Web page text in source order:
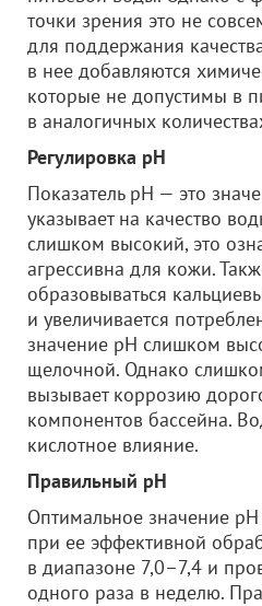
точки зрения это не
для поддержания
в нее добавляются
которые не допустимы в
в аналогичных
Регулировка pH
Показатель pH — это
указывает на качество
слишком высокий, это
агрессивна для кожи.
образовываться
и увеличивается
значение pH слишком
щелочной. Однако
вызывает коррозию
компонентов бассейна.
кислотное влияние.
Правильный pH
Оптимальное значение
при ее эффективной
в диапазоне 7,0–7,4 и
одного раза в неделю.